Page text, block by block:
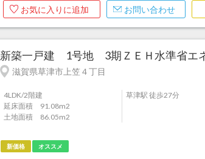
お気に入りに追加 お問い合わせ
新築一戸建 1号地 3期ＺＥＨ水準省エ
滋賀県草津市上笠４丁目
4LDK/2階建
延床面積 91.08m2
土地面積 86.05m2
草津駅 徒歩27分
新価格 オススメ